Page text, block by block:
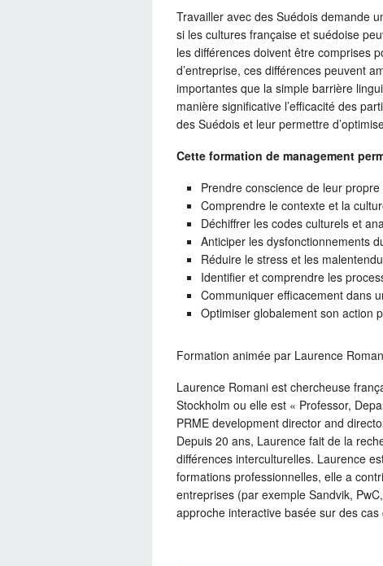
Travailler avec des Suédois demande
si les cultures française et suédoise
les différences doivent être comprises
d’entreprise, ces différences peuvent
importantes que la simple barrière
manière significative l’efficacité des
des Suédois et leur permettre
Cette formation de management
Prendre conscience de leur
Comprendre le contexte et la
Déchiffrer les codes culturels et
Anticiper les dysfonctionnements
Réduire le stress et les
Identifier et comprendre les
Communiquer efficacement dans
Optimiser globalement son action
Formation animée par Laurence
Laurence Romani est chercheuse
Stockholm ou elle est « Professor,
PRME development director and
Depuis 20 ans, Laurence fait de la
différences interculturelles. Laurence
formations professionnelles, elle a
entreprises (par exemple Sandvik,
approche interactive basée sur des